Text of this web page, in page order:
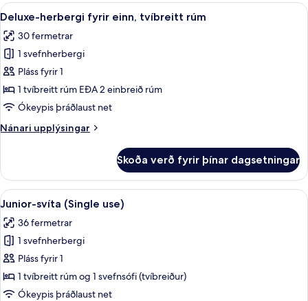
Skoða
allar
myndir
fyrir
Deluxe-
herbergi
fyrir
tvíbreitt
Míníbar, öryggishólf í herbergi,
7
Deluxe-herbergi fyrir einn, tvíbreitt rúm
30 fermetrar
1 svefnherbergi
Pláss fyrir 1
1 tvíbreitt rúm EÐA 2 einbreið rúm
Ókeypis þráðlaust net
Nánari upplýsingar
Nánari
herbergi
fyrir
einn,
rúm
Skoða verð fyrir þínar dagsetningar
Skoða
allar
myndir
fyrir
Junior-
svíta
(Single
Míníbar, öryggishólf í herbergi,
5
Junior-svíta (Single use)
36 fermetrar
1 svefnherbergi
Pláss fyrir 1
1 tvíbreitt rúm og 1 svefnsófi (tvíbreiður)
Ókeypis þráðlaust net